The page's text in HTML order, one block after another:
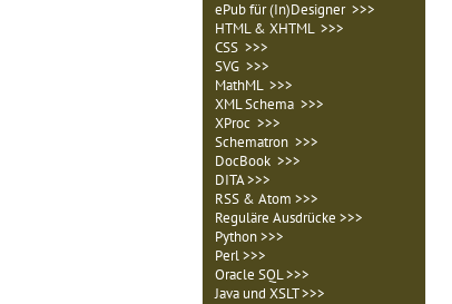
ePub für (In)Designer >>>
HTML & XHTML >>>
CSS >>>
SVG >>>
MathML >>>
XML Schema >>>
XProc >>>
Schematron >>>
DocBook >>>
DITA >>>
RSS & Atom >>>
Reguläre Ausdrücke >>>
Python >>>
Perl >>>
Oracle SQL >>>
Java und XSLT >>>